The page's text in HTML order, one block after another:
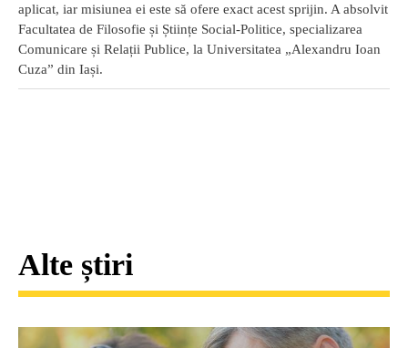
aplicat, iar misiunea ei este să ofere exact acest sprijin. A absolvit
Facultatea de Filosofie și Științe Social-Politice, specializarea
Comunicare și Relații Publice, la Universitatea „Alexandru Ioan
Cuza” din Iași.
Alte știri